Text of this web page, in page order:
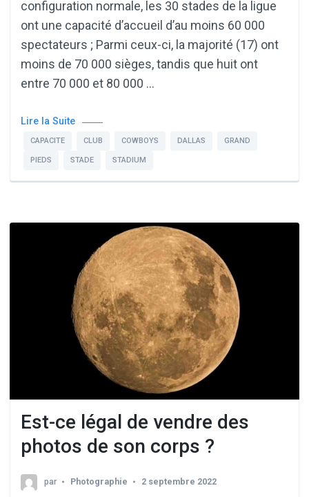
configuration normale, les 30 stades de la ligue
ont une capacité d’accueil d’au moins 60 000
spectateurs ; Parmi ceux-ci, la majorité (17) ont
moins de 70 000 sièges, tandis que huit ont
entre 70 000 et 80 000 …
Lire la Suite
CAPACITE CLUB COWBOYS DALLAS GRAND
PIEDS STADE STADIUM
Est-ce légal de vendre des
photos de son corps ?
par Photographie 2 septembre 2022